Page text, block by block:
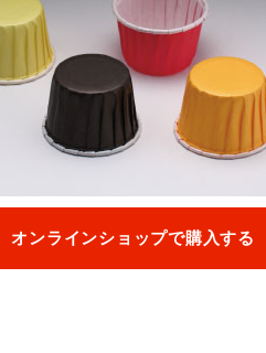
オンラインショップで購入する